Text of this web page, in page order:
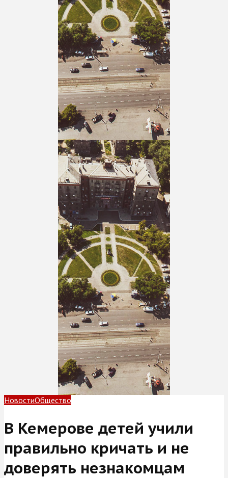
НовостиОбщество
В Кемерове детей учили
правильно кричать и не
доверять незнакомцам